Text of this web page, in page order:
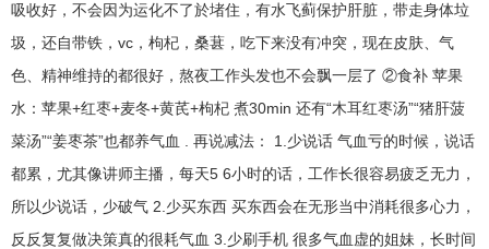
吸收好，不会因为运化不了於堵住，有水飞蓟保护肝脏，带走身体垃
圾，还自带铁，vc，枸杞，桑葚，吃下来没有冲突，现在皮肤、气
色、精神维持的都很好，熬夜工作头发也不会飘一层了 ②食补 苹果
水：苹果+红枣+麦冬+黄芪+枸杞 煮30min 还有“木耳红枣汤”“猪肝菠
菜汤”“姜枣茶”也都养气血 . 再说减法： 1.少说话 气血亏的时候，说话
都累，尤其像讲师主播，每天5 6小时的话，工作长很容易疲乏无力，
所以少说话，少破气 2.少买东西 买东西会在无形当中消耗很多心力，
反反复复做决策真的很耗气血 3.少刷手机 很多气血虚的姐妹，长时间